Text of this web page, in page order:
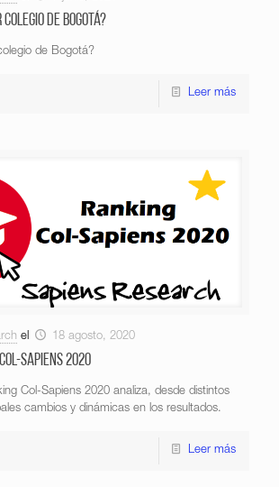
de Bogotá?
de Bogotá?
Leer más
el 18 agosto, 2020
SAPIENS 2020
Col-Sapiens 2020 analiza, desde distintos
cambios y dinámicas en los resultados.
Leer más